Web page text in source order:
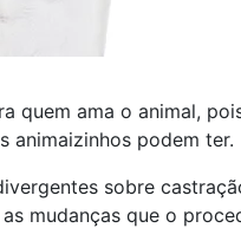
ama o animal,
animaizinhos podem ter.
sobre
mudanças que o